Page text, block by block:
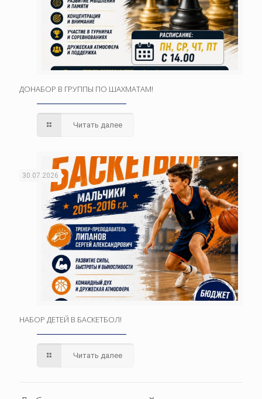
ДОНАБОР В ГРУППЫ ПО ШАХМАТАМ!
Читать далее
30.07.2026
НАБОР ДЕТЕЙ В БАСКЕТБОЛ!
Читать далее